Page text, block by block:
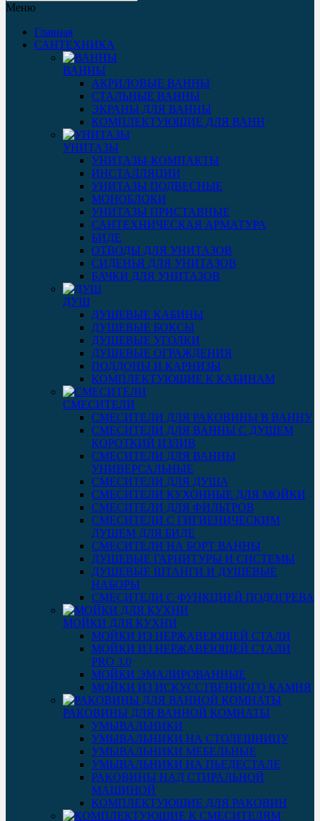
Меню
Главная
САНТЕХНИКА
ВАННЫ
АКРИЛОВЫЕ ВАННЫ
СТАЛЬНЫЕ ВАННЫ
ЭКРАНЫ ДЛЯ ВАННЫ
КОМПЛЕКТУЮЩИЕ ДЛЯ ВАНН
УНИТАЗЫ
УНИТАЗЫ-КОМПАКТЫ
ИНСТАЛЛЯЦИИ
УНИТАЗЫ ПОДВЕСНЫЕ
МОНОБЛОКИ
УНИТАЗЫ ПРИСТАВНЫЕ
САНТЕХНИЧЕСКАЯ АРМАТУРА
БИДЕ
ОТВОДЫ ДЛЯ УНИТАЗОВ
СИДЕНЬЯ ДЛЯ УНИТАЗОВ
БАЧКИ ДЛЯ УНИТАЗОВ
ДУШ
ДУШЕВЫЕ КАБИНЫ
ДУШЕВЫЕ БОКСЫ
ДУШЕВЫЕ УГОЛКИ
ДУШЕВЫЕ ОГРАЖДЕНИЯ
ПОДДОНЫ И КАРНИЗЫ
КОМПЛЕКТУЮЩИЕ К КАБИНАМ
СМЕСИТЕЛИ
СМЕСИТЕЛИ ДЛЯ РАКОВИНЫ В ВАННУ
СМЕСИТЕЛИ ДЛЯ ВАННЫ С ДУШЕМ
КОРОТКИЙ ИЗЛИВ
СМЕСИТЕЛИ ДЛЯ ВАННЫ
УНИВЕРСАЛЬНЫЕ
СМЕСИТЕЛИ ДЛЯ ДУША
СМЕСИТЕЛИ КУХОННЫЕ ДЛЯ МОЙКИ
СМЕСИТЕЛИ ДЛЯ ФИЛЬТРОВ
СМЕСИТЕЛИ С ГИГИЕНИЧЕСКИМ
ДУШЕМ ДЛЯ БИДЕ
СМЕСИТЕЛИ НА БОРТ ВАННЫ
ДУШЕВЫЕ ГАРНИТУРЫ И СИСТЕМЫ
ДУШЕВЫЕ ШТАНГИ И ДУШЕВЫЕ
НАБОРЫ
СМЕСИТЕЛИ С ФУНКЦИЕЙ ПОДОГРЕВА
МОЙКИ ДЛЯ КУХНИ
МОЙКИ ИЗ НЕРЖАВЕЮЩЕЙ СТАЛИ
МОЙКИ ИЗ НЕРЖАВЕЮЩЕЙ СТАЛИ
PRO 3.0
МОЙКИ ЭМАЛИРОВАННЫЕ
МОЙКИ ИЗ ИСКУССТВЕННОГО КАМНЯ
РАКОВИНЫ ДЛЯ ВАННОЙ КОМНАТЫ
УМЫВАЛЬНИКИ
УМЫВАЛЬНИКИ НА СТОЛЕШНИЦУ
УМЫВАЛЬНИКИ МЕБЕЛЬНЫЕ
УМЫВАЛЬНИКИ НА ПЬЕДЕСТАЛЕ
РАКОВИНЫ НАД СТИРАЛЬНОЙ
МАШИНОЙ
КОМПЛЕКТУЮЩИЕ ДЛЯ РАКОВИН